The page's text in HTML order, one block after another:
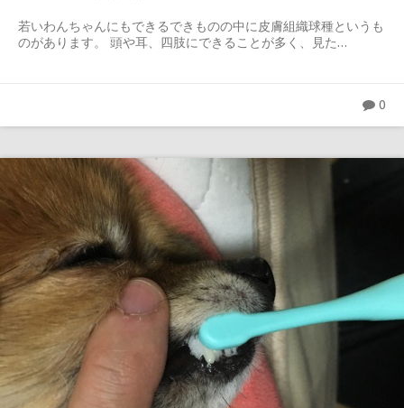
若いわんちゃんにもできるできものの中に皮膚組織球種というも
のがあります。 頭や耳、四肢にできることが多く、見た…
0